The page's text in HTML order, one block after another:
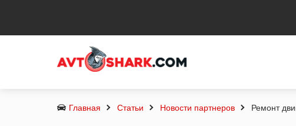
Главная Статьи Новости партнеров Ремонт